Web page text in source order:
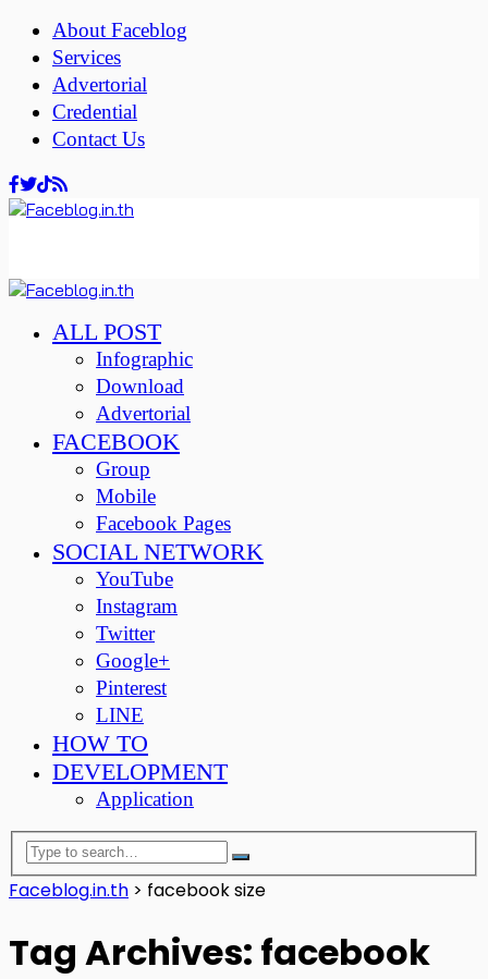
About Faceblog
Services
Advertorial
Credential
Contact Us
ALL POST
Infographic
Download
Advertorial
FACEBOOK
Group
Mobile
Facebook Pages
SOCIAL NETWORK
YouTube
Instagram
Twitter
Google+
Pinterest
LINE
HOW TO
DEVELOPMENT
Application
Faceblog.in.th > facebook size
Tag Archives: facebook